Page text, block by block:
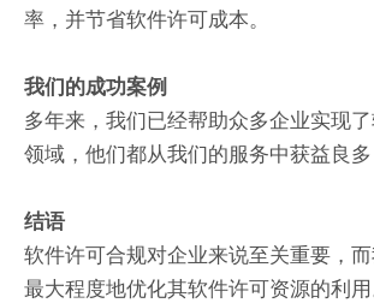
率，并节省软件许可成本。
我们的成功案例
多年来，我们已经帮助众多企业实现
领域，他们都从我们的服务中获益良
结语
软件许可合规对企业来说至关重要，
最大程度地优化其软件许可资源的利